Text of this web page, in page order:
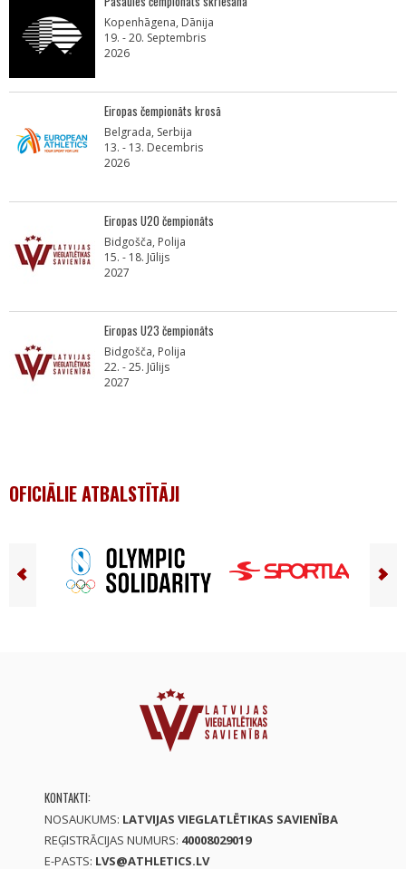
Kopenhāgena, Dānija
19. - 20. Septembris
2026
Eiropas čempionāts krosā
Belgrada, Serbija
13. - 13. Decembris
2026
Eiropas U20 čempionāts
Bidgošča, Polija
15. - 18. Jūlijs
2027
Eiropas U23 čempionāts
Bidgošča, Polija
22. - 25. Jūlijs
2027
OFICIĀLIE ATBALSTĪTĀJI
KONTAKTI:
NOSAUKUMS: LATVIJAS VIEGLATLĒTIKAS SAVIENĪBA
REĢISTRĀCIJAS NUMURS: 40008029019
E-PASTS: LVS@ATHLETICS.LV